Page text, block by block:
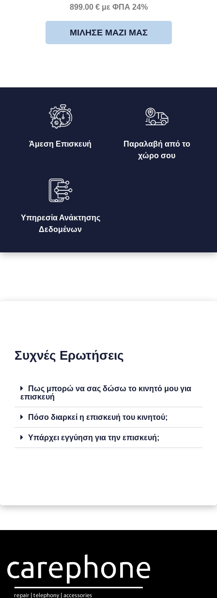
899.00 € με ΦΠΑ 24%
ΜΊΛΗΣΕ ΜΑΖΊ ΜΑΣ
Άμεση Επισκευή
Παραλαβή από το
χώρο σου
Υπηρεσία Ανάκτησης
Δεδομένων
Συχνές Ερωτήσεις
Πως μπορώ να σας δώσω το κινητό μου για
επισκευή
Πόσο διαρκεί η επισκευή του κινητού;
Υπάρχει εγγύηση για την επισκευή;